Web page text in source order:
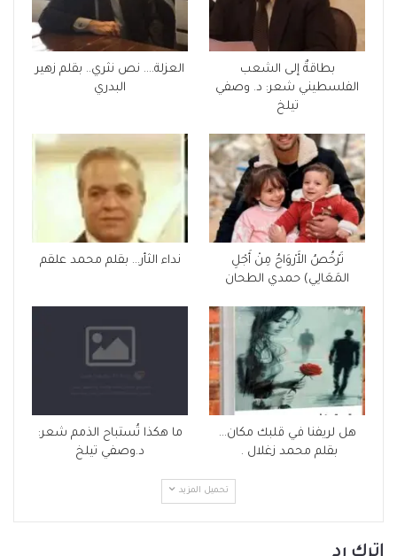
بطاقةٌ إلى الشعب
الفلسطيني شعر: د. وصفي
تيلخ
العزلة…. نص نثري.. بقلم زهير
البدري
تَرْخُصُ الأَرْوَاحُ مِنْ أَجْلِ
المَعَالِي) حمدي الطحان
نداء الثأر… بقلم محمد علقم
هل لريفنا في قلبك مكان…
بقلم محمد زغلال .
ما هكذا تُستباح الذمم شعر:
د.وصفي تيلخ
تحميل المزيد